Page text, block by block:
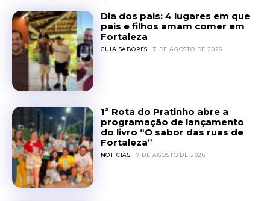
Dia dos pais: 4 lugares em que
pais e filhos amam comer em
Fortaleza
GUIA SABORES 7 DE AGOSTO DE 2026
1ª Rota do Pratinho abre a
programação de lançamento
do livro “O sabor das ruas de
Fortaleza”
NOTÍCIAS 7 DE AGOSTO DE 2026